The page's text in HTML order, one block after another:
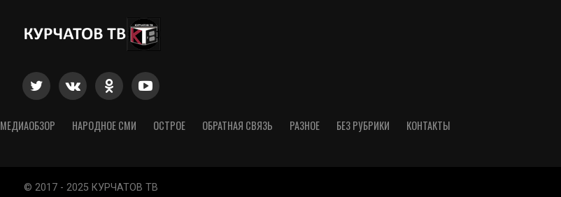
МЕДИАОБЗОР НАРОДНОЕ СМИ ОСТРОЕ ОБРАТНАЯ СВЯЗЬ РАЗНОЕ БЕЗ РУБРИКИ КОНТАКТЫ
© 2017 - 2025 КУРЧАТОВ ТВ